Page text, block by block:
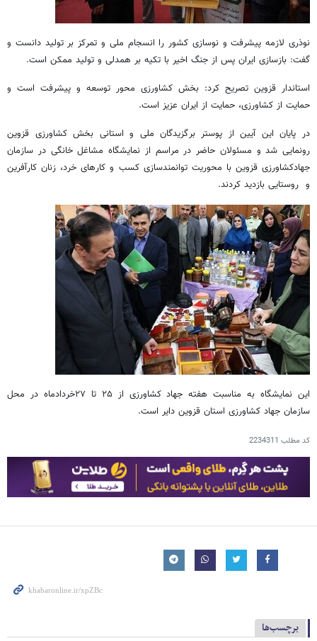
نوذری لازمه پیشرفت و نوسازی کشور را انسجام ملی و تمرکز بر تولید دانست و
گفت: بازسازی ایران پس از جنگ اخیر با تکیه بر همدلی و تولید ممکن است.
استاندار قزوین تصریح کرد: بخش کشاورزی محور توسعه و پیشرفت است و
حمایت از کشاورزی، حمایت از ایران عزیز است.
در پایان این آیین از پوستر برگزیدگان ملی و استانی بخش کشاورزی قزوین
رونمایی شد و مسئولان حاضر در مراسم از نمایشگاه مشاغل خانگی در سازمان
جهادکشاورزی قزوین با محوریت توانمندسازی کسب و کارهای خرد، زنان کارآفرین
و روستایی بازدید کردند.
این نمایشگاه به مناسبت هفته جهاد کشاورزی از ۲۵ تا ۲۷خردادماه در محل
سازمان جهاد کشاورزی استان قزوین دایر است.
کد مطلب 2234311
برچسب‌ها